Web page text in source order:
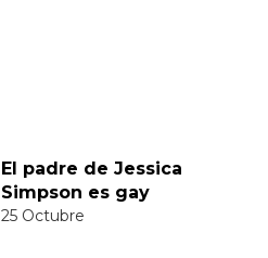
El padre de Jessica
Simpson es gay
25 Octubre